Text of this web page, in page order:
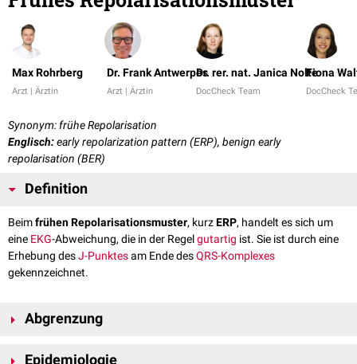
Max Rohrberg
Arzt | Ärztin
Dr. Frank Antwerpes
Arzt | Ärztin
Dr. rer. nat. Janica Nolte
DocCheck Team
Fiona
DocCheck
Synonym: frühe Repolarisation
Englisch:early repolarization pattern (ERP), benign early
repolarisation (BER)
Definition
Beimfrühen Repolarisationsmuster, kurzERP, handelt es sich um
eine EKG-Abweichung, die in der Regelgutartig ist. Sie ist durch eine
Erhebung desJ-Punktesam Ende desQRS-Komplexes
gekennzeichnet.
Abgrenzung
Vorliegen eines frühen Repolarisationsmusters mit erhöhter Neigung zu
Epidemiologie